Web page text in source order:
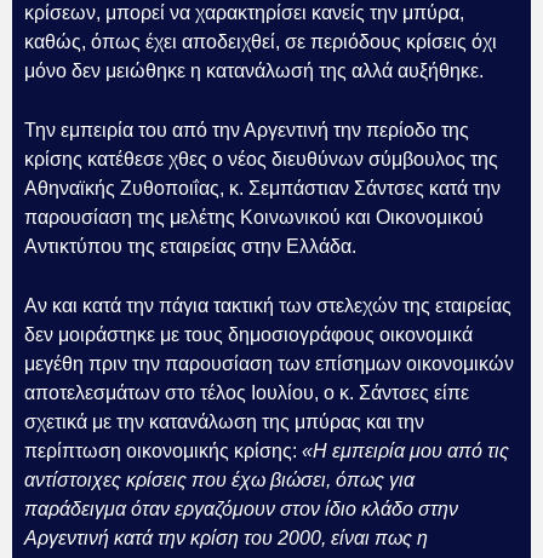
κρίσεων, μπορεί να χαρακτηρίσει κανείς την μπύρα,
καθώς, όπως έχει αποδειχθεί, σε περιόδους κρίσεις όχι
μόνο δεν μειώθηκε η κατανάλωσή της αλλά αυξήθηκε.
Την εμπειρία του από την Αργεντινή την περίοδο της
κρίσης κατέθεσε χθες ο νέος διευθύνων σύμβουλος της
Αθηναϊκής Ζυθοποιΐας, κ. Σεμπάστιαν Σάντσες κατά την
παρουσίαση της μελέτης Κοινωνικού και Οικονομικού
Αντικτύπου της εταιρείας στην Ελλάδα.
Αν και κατά την πάγια τακτική των στελεχών της εταιρείας
δεν μοιράστηκε με τους δημοσιογράφους οικονομικά
μεγέθη πριν την παρουσίαση των επίσημων οικονομικών
αποτελεσμάτων στο τέλος Ιουλίου, ο κ. Σάντσες είπε
σχετικά με την κατανάλωση της μπύρας και την
περίπτωση οικονομικής κρίσης: «Η εμπειρία μου από τις
αντίστοιχες κρίσεις που έχω βιώσει, όπως για
παράδειγμα όταν εργαζόμουν στον ίδιο κλάδο στην
Αργεντινή κατά την κρίση του 2000, είναι πως η